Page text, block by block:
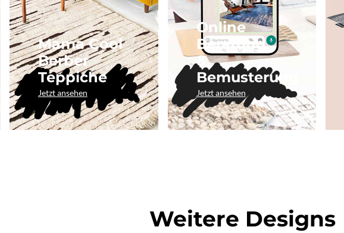
Mama Cool
Berber
Teppiche
Jetzt ansehen
Online
Beratung
&
Bemusterung
Jetzt ansehen
Weitere Designs